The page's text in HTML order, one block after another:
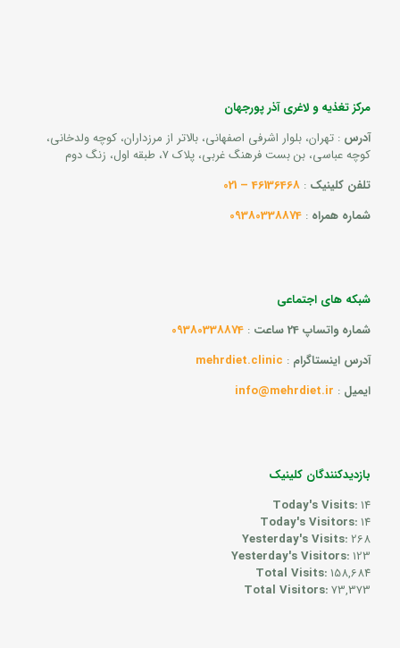
مرکز تغذیه و لاغری آذر پورجهان
آدرس : تهران، بلوار اشرفی اصفهانی، بالاتر از مرزداران، کوچه ولدخانی،
کوچه عباسی، بن بست فرهنگ غربی، پلاک 7، طبقه اول، زنگ دوم
تلفن کلینیک :
46136468 – 021
شماره همراه :
09380338874
شبکه های اجتماعی
شماره واتساپ 24 ساعت
:
09380338874
آدرس اینستاگرام :
mehrdiet.clinic
ایمیل :
info@mehrdiet.ir
بازدیدکنندگان کلینیک
Today's Visits:14
Today's Visitors:14
Yesterday's Visits:268
Yesterday's Visitors:123
Total Visits:158,684
Total Visitors:73,373